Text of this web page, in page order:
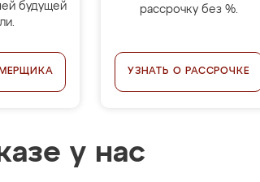
будущей
рассрочку без %.
УЗНАТЬ О РАССРОЧКЕ
у нас